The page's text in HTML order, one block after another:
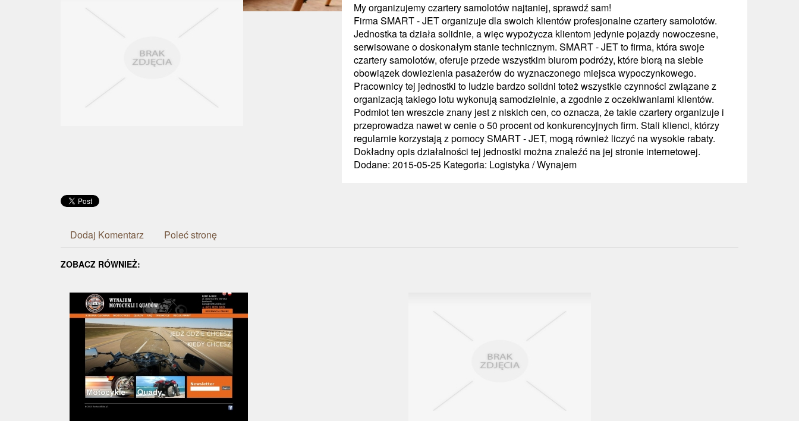
My organizujemy czartery samolotów najtaniej, sprawdź sam!
Firma SMART - JET organizuje dla swoich klientów profesjonalne czartery samolotów.
Jednostka ta działa solidnie, a więc wypożycza klientom jedynie pojazdy nowoczesne,
serwisowane o doskonałym stanie technicznym. SMART - JET to firma, która swoje
czartery samolotów, oferuje przede wszystkim biurom podróży, które biorą na siebie
obowiązek dowiezienia pasażerów do wyznaczonego miejsca wypoczynkowego.
Pracownicy tej jednostki to ludzie bardzo solidni toteż wszystkie czynności związane z
organizacją takiego lotu wykonują samodzielnie, a zgodnie z oczekiwaniami klientów.
Podmiot ten wreszcie znany jest z niskich cen, co oznacza, że takie czartery organizuje i
przeprowadza nawet w cenie o 50 procent od konkurencyjnych firm. Stali klienci, którzy
regularnie korzystają z pomocy SMART - JET, mogą również liczyć na wysokie rabaty.
Dokładny opis działalności tej jednostki można znaleźć na jej stronie internetowej.
Dodane: 2015-05-25 Kategoria: Logistyka / Wynajem
Dodaj Komentarz Poleć stronę
ZOBACZ RÓWNIEŻ: